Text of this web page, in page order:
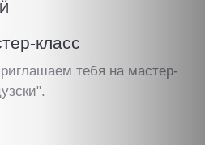
класс
тебя на мастер-